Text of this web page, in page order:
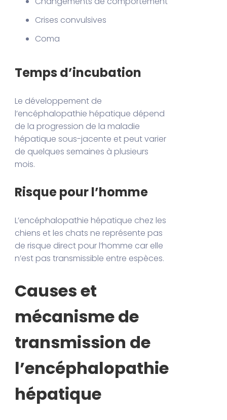
Crises convulsives
Coma
Temps d’incubation
Le développement de
l’encéphalopathie hépatique dépend
de la progression de la maladie
hépatique sous-jacente et peut varier
de quelques semaines à plusieurs
mois.
Risque pour l’homme
L’encéphalopathie hépatique chez les
chiens et les chats ne représente pas
de risque direct pour l’homme car elle
n’est pas transmissible entre espèces.
Causes et
mécanisme de
transmission de
l’encéphalopathie
hépatique